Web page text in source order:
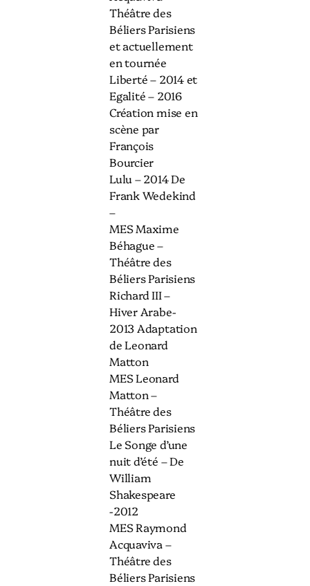
Théâtre des
Béliers Parisiens
et actuellement
en tournée
Liberté – 2014 et
Egalité – 2016
Création mise en
scène par
François
Bourcier
Lulu – 2014 De
Frank Wedekind
–
MES Maxime
Béhague –
Théâtre des
Béliers Parisiens
Richard III –
Hiver Arabe-
2013 Adaptation
de Leonard
Matton
MES Leonard
Matton –
Théâtre des
Béliers Parisiens
Le Songe d’une
nuit d’été – De
William
Shakespeare
-2012
MES Raymond
Acquaviva –
Théâtre des
Béliers Parisiens